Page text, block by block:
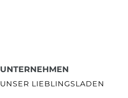
UNTERNEHMEN
UNSER LIEBLINGSLADEN